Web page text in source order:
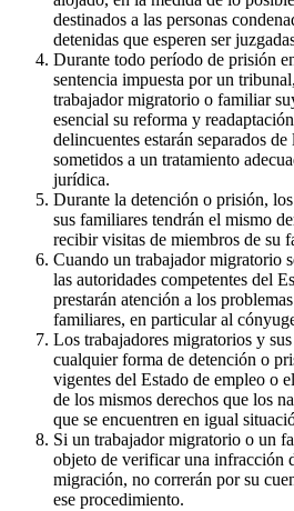
destinados a las personas
detenidas que esperen ser
Durante todo período de prisión
sentencia impuesta por un
trabajador migratorio o familiar
esencial su reforma y
delincuentes estarán separados
sometidos a un tratamiento
jurídica.
Durante la detención o prisión,
sus familiares tendrán el mismo
recibir visitas de miembros de su
Cuando un trabajador migratorio
las autoridades competentes del
prestarán atención a los
familiares, en particular al
Los trabajadores migratorios y
cualquier forma de detención o
vigentes del Estado de empleo o
de los mismos derechos que los
que se encuentren en igual
Si un trabajador migratorio o un
objeto de verificar una infracción
migración, no correrán por su
ese procedimiento.